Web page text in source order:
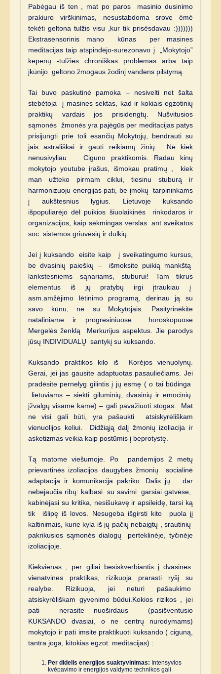
Pabėgau iš ten , mat po paros masinio dusinimo
prakiuro virškinimas, nesustabdoma srove ėmė
tekėti geltona tulžis visu ,kur tik prisėsdavau :)))))))
Ekstrasensorinis mano kūnas per masines
meditacijas taip atspindėjo-surezonavo į „Mokytojo”
kepenų -tulžies chroniškas problemas arba taip
įkūnijo geltono žmogaus žodinį vandens pilstymą.
Tai buvo paskutinė pamoka – nesivelti net šalta
stebėtoja į masines sektas, kad ir kokiais egzotinių
praktikų vardais jos prisidengtų. Nušvitusios
sąmonės žmonės yra pajėgūs per meditacijas patys
prisijungti prie toli esančių Mokytojų, bendrauti su
jais astrališkai ir gauti reikiamų žinių . Nė kiek
nenusivyliau Ciguno praktikomis. Radau kinų
mokytojo youtube įrašus, išmokau pratimų , kiek
man užteko pirmam ciklui, tiesinu stuburą ir
harmonizuoju energijas pati, be įmokų tarpininkams
į aukštesnius lygius. Lietuvoje kuksando
išpopuliarėjo dėl puikios šiuolaikinės rinkodaros ir
organizacijos, kaip sėkmingas verslas ant sveikatos
soc. sistemos griuvėsių ir dulkių.
Jei į kuksando eisite kaip į sveikatingumo kursus,
be dvasinių paieškų – išmoksite puikią mankštą
lankstesniems sąnariams, stuburui! Tam tikrus
elementus iš jų pratybų irgi įtraukiau į
asm.amžėjimo lėtinimo programą, derinau ją su
savo kūnu, ne su Mokytojais. Pasityrinėkite
nataliniame ir progresiniuose horoskopuose
Mergelės ženklą Merkurijus aspektus. Jie parodys
jūsų INDIVIDUALŲ santykį su kuksando.
Kuksando praktikos kilo iš Korėjos vienuolynų.
Gerai, jei jas gausite adaptuotas pasauliečiams. Jei
pradėsite pernelyg gilintis į jų esmę ( o tai būdinga
lietuviams – siekti giluminių, dvasinių ir emocinių
įžvalgų visame kame) – gali pavažiuoti stogas. Mat
ne visi gali būti, yra pašaukti atsiskyrėliškam
vienuolijos keliui. Didžiąją dalį žmonių izoliacija ir
asketizmas veikia kaip postūmis į beprotystę.
Tą matome viešumoje. Po pandemijos 2 metų
prievartinės izoliacijos daugybės žmonių socialinė
adaptacija ir komunikacija pakriko. Dalis jų dar
nebejaučia ribų: kalbasi su savimi garsiai gatvėse,
kabinėjasi su kritika, nesišukavę ir apsileidę, tarsi ką
tik išlipę iš lovos. Nesugeba išgirsti kito puola jį
kaltinimais, kurie kyla iš jų pačių nebaigtų , srautinių
pakrikusios sąmonės dialogų perteklinėje, tyčinėje
izoliacijoje.
Kiekvienas , per giliai besiskverbiantis į dvasines
vienatvines praktikas, rizikuoja prarasti ryšį su
realybe. Rizikuoja, jei neturi pašaukimo
atsiskyrėliškam gyvenimo būdui.Kokios rizikos , jei
pati nerasite nuoširdaus (pasišventusio
KUKSANDO dvasiai, o ne centrų nurodymams)
mokytojo ir pati imsite praktikuoti kuksando ( ciguną,
tantra joga, kitokias egzot. meditacijas) :
Per didelis energijos suaktyvinimas: Intensyvios
kvėpavimo ir energijos valdymo technikos gali